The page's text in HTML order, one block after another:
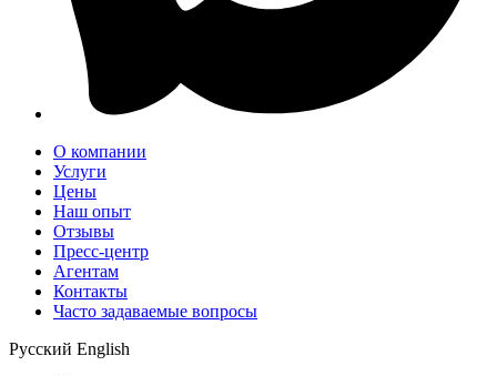
О компании
Услуги
Цены
Наш опыт
Отзывы
Пресс-центр
Агентам
Контакты
Часто задаваемые вопросы
Русский English